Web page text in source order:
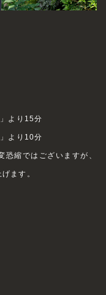
より15分
より10分
縮ではございますが、
ます。